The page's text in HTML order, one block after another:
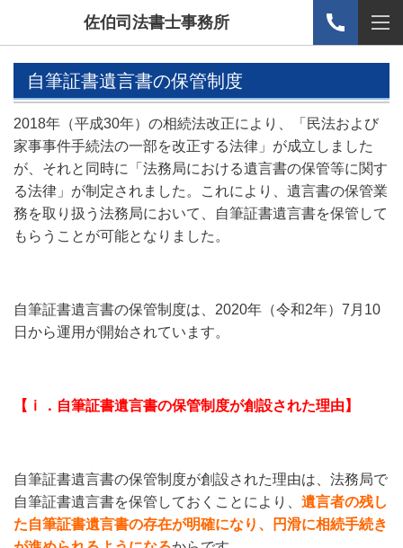
佐伯司法書士事務所
自筆証書遺言書の保管制度
2018年（平成30年）の相続法改正により、「民法および
家事事件手続法の一部を改正する法律」が成立しました
が、それと同時に「法務局における遺言書の保管等に関す
る法律」が制定されました。これにより、遺言書の保管業
務を取り扱う法務局において、自筆証書遺言書を保管して
もらうことが可能となりました。
自筆証書遺言書の保管制度は、2020年（令和2年）7月10
日から運用が開始されています。
【ⅰ．自筆証書遺言書の保管制度が創設された理由】
自筆証書遺言書の保管制度が創設された理由は、法務局で
自筆証書遺言書を保管しておくことにより、 遺言者の残し
た自筆証書遺言書の存在が明確になり、円滑に相続手続き